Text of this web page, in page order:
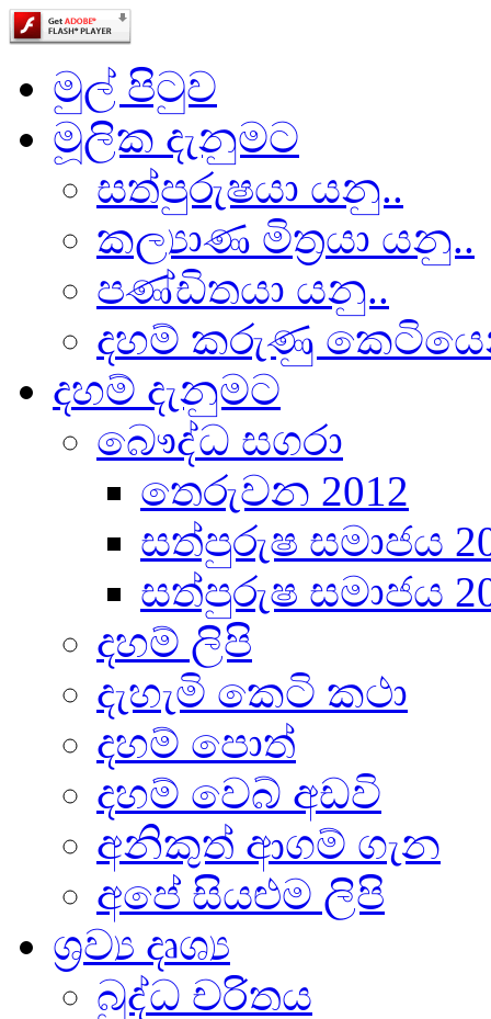
මුල් පිටුව
මූලික දැනුමට
සත්පුරුෂයා යනු..
කල්‍යාණ මිත්‍රයා යනු..
පණ්ඩිතයා යනු..
දහම් කරුණු
දහම් දැනුමට
බෞද්ධ සගරා
තෙරුවන 2012
සත්පුරුෂ සමාජය
සත්පුරුෂ සමාජය
දහම් ලිපි
දැහැමි කෙටි කථා
දහම් පොත්
දහම් වෙබ් අඩවි
අනිකුත් ආගම් ගැන
අපේ සියළුම ලිපි
ශ්‍රව්‍ය දෘශ්‍ය
බුද්ධ චරිතය